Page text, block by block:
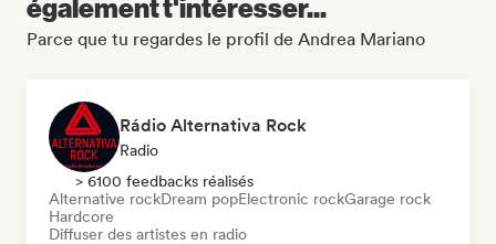
également t'intéresser...
Parce que tu regardes le profil de Andrea Mariano
Rádio Alternativa Rock
Radio
> 6100 feedbacks réalisés
Alternative rockDream popElectronic rockGarage rock
Hardcore
Diffuser des artistes en radio